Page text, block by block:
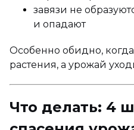
завязи не
и опадают
Особенно обидно,
растения, а урожай
Что делать: 4